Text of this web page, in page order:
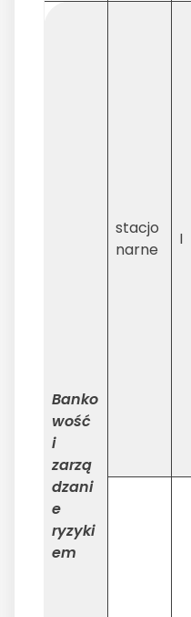
Banko
wość
i
zarzą
dzani
e
ryzyki
em
stacjo
narne
I